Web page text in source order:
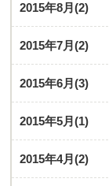
2015年8月(2)
2015年7月(2)
2015年6月(3)
2015年5月(1)
2015年4月(2)